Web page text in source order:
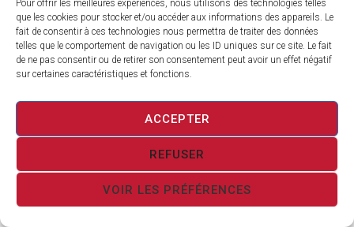
Pour offrir les meilleures expériences, nous utilisons des technologies telles
que les cookies pour stocker et/ou accéder aux informations des appareils. Le
fait de consentir à ces technologies nous permettra de traiter des données
telles que le comportement de navigation ou les ID uniques sur ce site. Le fait
de ne pas consentir ou de retirer son consentement peut avoir un effet négatif
sur certaines caractéristiques et fonctions.
ACCEPTER
REFUSER
VOIR LES PRÉFÉRENCES